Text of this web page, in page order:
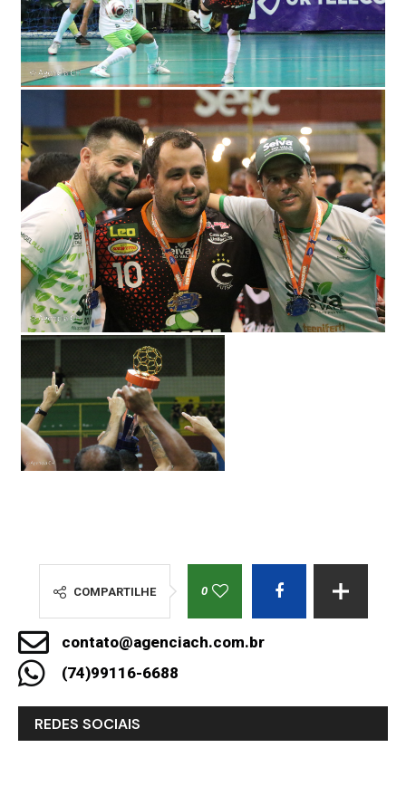
COMPARTILHE 0
contato@agenciach.com.br
(74)99116-6688
REDES SOCIAIS